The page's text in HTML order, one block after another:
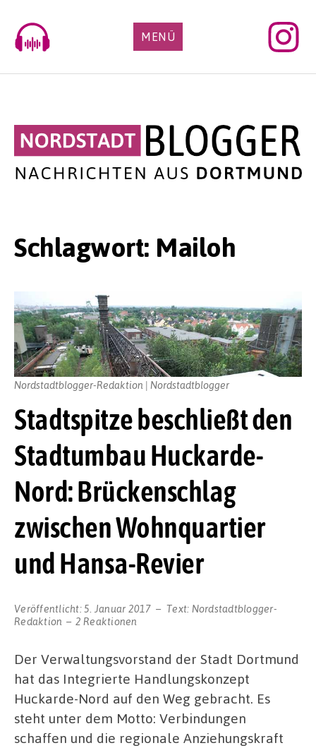
content
MENÜ
Schlagwort: Mailoh
Stadtspitze beschließt den
Stadtumbau Huckarde-
Nord: Brückenschlag
zwischen Wohnquartier
und Hansa-Revier
Veröffentlicht:5. Januar 2017 Text: Nordstadtblogger-
Redaktion
2 Reaktionen
Nordstadtblogger-Redaktion | Nordstadtblogger
Der Verwaltungsvorstand der Stadt Dortmund
hat das Integrierte Handlungskonzept
Huckarde-Nord auf den Weg gebracht. Es
steht unter dem Motto: Verbindungen
schaffen und die regionale Anziehungskraft